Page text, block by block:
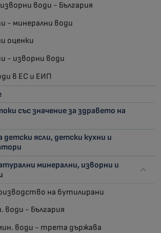
води - България
- минерални води
оценки
- изворни води
в ЕС и ЕИП
със значение за здравето на
детски ясли, детски кухни и
минерални, изворни и
на бутилирани
води - България
води - трета държава